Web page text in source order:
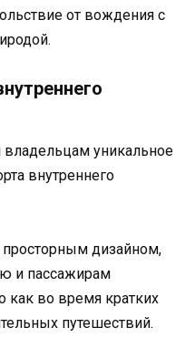
от вождения с
владельцам уникальное
внутреннего
просторным дизайном,
и пассажирам
как во время кратких
путешествий.